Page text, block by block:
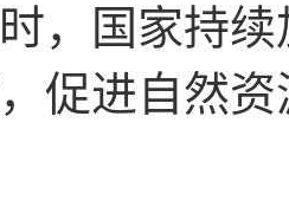
，国家持
促进自然